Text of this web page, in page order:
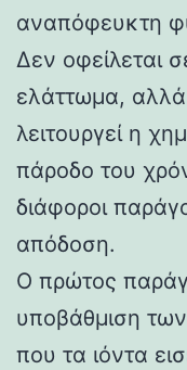
αναπόφευκτη
Δεν οφείλεται
ελάττωμα,
λειτουργεί η
πάροδο του
διάφοροι
απόδοση.
Ο πρώτος
υποβάθμιση
που τα ιόντα